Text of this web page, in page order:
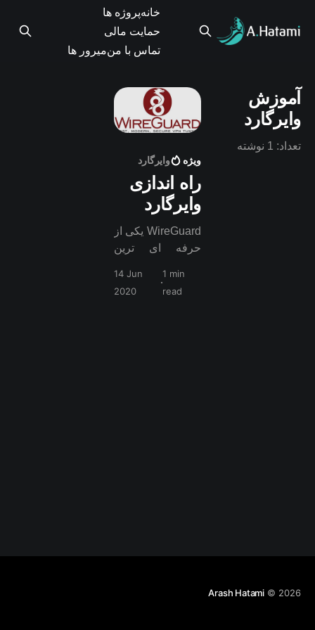
خانهپروژه ها
حمایت مالی
تماس با منمیرور ها
آموزش
وایرگارد
تعداد: 1 نوشته
ویژه
وایرگارد
راه اندازی
وایرگارد
WireGuard یکی از
حرفه ای ترین
شبکه های مجازی
اختصاصی می
14 Jun
2020
1 min
read
Arash Hatami © 2026